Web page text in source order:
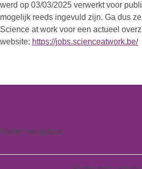
werd op 03/03/2025 verwerkt voor
mogelijk reeds ingevuld zijn. Ga dus
Science at work voor een actueel
website: https://jobs.scienceatwork.be/
Footer navigation